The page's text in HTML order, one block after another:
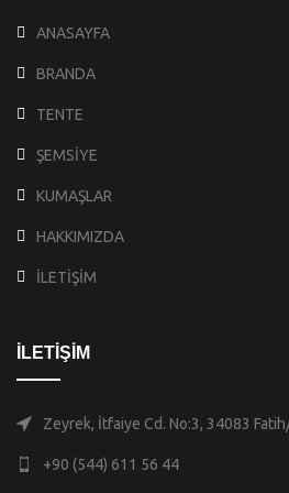
ANASAYFA
BRANDA
TENTE
ŞEMSİYE
KUMAŞLAR
HAKKIMIZDA
İLETİŞİM
İLETİŞİM
Zeyrek, İtfaiye Cd. No:3, 34083
+90 (544) 611 56 44